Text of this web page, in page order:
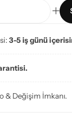
3-5 iş günü
& Değişim İmkanı.